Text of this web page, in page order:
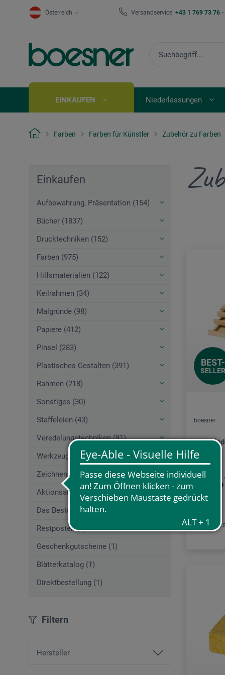
Österreich Versandservice: +43 1 769 73 76
EINKAUFEN Niederlassungen
Farben Farben für Künstler Zubehör zu Farben
Einkaufen
Aufbewahrung, Präsentation (154)
Bücher (1837)
Drucktechniken (152)
Farben (975)
Hilfsmaterialien (122)
Keilrahmen (34)
Malgründe (98)
Papiere (412)
Pinsel (283)
Plastisches Gestalten (391)
Rahmen (218)
Sonstiges (30)
Staffeleien (43)
Veredelungstechniken (81)
Werkzeuge (206)
Zeichnen (715)
Aktionsangebote (44)
Das Beste von boesner (207)
Restposten (2)
Geschenkgutscheine (1)
Blätterkatalog (1)
Direktbestellung (1)
Filtern
Hersteller
BEST-
SELLER
boesner
zzgl.